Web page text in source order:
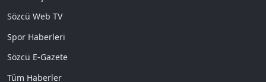
Sözcü Web TV
Spor Haberleri
Sözcü E-Gazete
Tüm Haberler